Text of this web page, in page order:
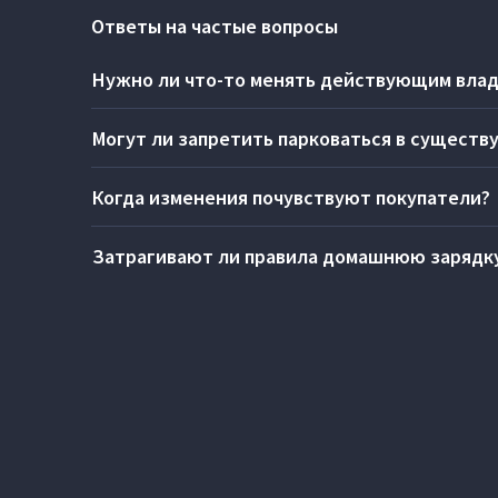
Ответы на частые вопросы
Нужно ли что-то менять действующим
Могут ли запретить парковаться в
произошли и будут происходить с 01 июня 2026 года.
Когда изменения почувствуют покупатели?
назначения с 01.06.2026. Свод правил вводится в
Затрагивают ли правила домашнюю